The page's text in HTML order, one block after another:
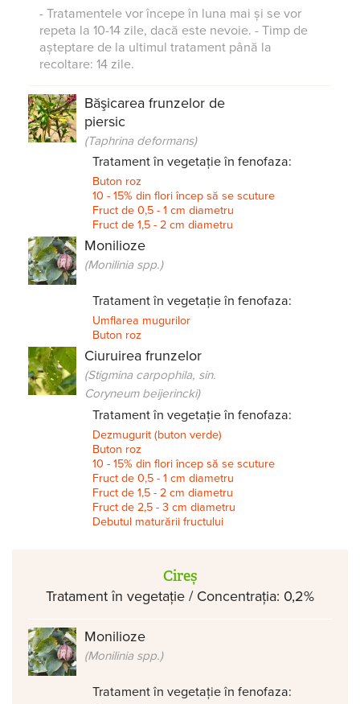
- Tratamentele vor începe în luna mai și se vor
repeta la 10-14 zile, dacă este nevoie. - Timp de
așteptare de la ultimul tratament până la
recoltare: 14 zile.
Băşicarea frunzelor de
piersic
(Taphrina deformans)
Tratament în vegetație în fenofaza:
Buton roz
10 - 15% din flori încep să se scuture
Fruct de 0,5 - 1 cm diametru
Fruct de 1,5 - 2 cm diametru
Monilioze
(Monilinia spp.)
Tratament în vegetație în fenofaza:
Umflarea mugurilor
Buton roz
Ciuruirea frunzelor
(Stigmina carpophila, sin.
Coryneum beijerincki)
Tratament în vegetație în fenofaza:
Dezmugurit (buton verde)
Buton roz
10 - 15% din flori încep să se scuture
Fruct de 0,5 - 1 cm diametru
Fruct de 1,5 - 2 cm diametru
Fruct de 2,5 - 3 cm diametru
Debutul maturării fructului
Cireș
Tratament în vegetație / Concentrația: 0,2%
Monilioze
(Monilinia spp.)
Tratament în vegetație în fenofaza: